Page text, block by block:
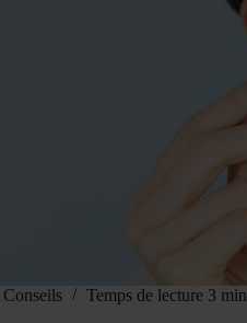
Conseils Temps de lecture 3 min